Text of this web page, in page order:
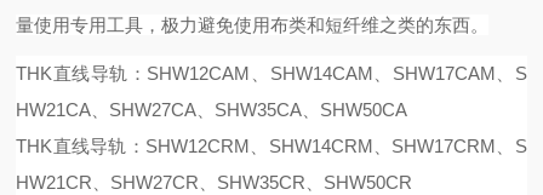
量使用专用工具，极力避免使用布类和短纤维之类的东西。
THK直线导轨：SHW12CAM、SHW14CAM、SHW17CAM、S
HW21CA、SHW27CA、SHW35CA、SHW50CA
THK直线导轨：SHW12CRM、SHW14CRM、SHW17CRM、S
HW21CR、SHW27CR、SHW35CR、SHW50CR